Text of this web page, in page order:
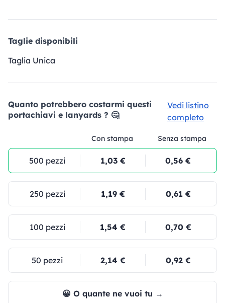
Taglie disponibili
Taglia Unica
Quanto potrebbero costarmi questi
portachiavi e lanyards ? 🤔
Vedi listino
completo
Con stampa Senza stampa
500 pezzi 1,03 € 0,56 €
250 pezzi 1,19 € 0,61 €
100 pezzi 1,54 € 0,70 €
50 pezzi 2,14 € 0,92 €
😀 O quante ne vuoi tu →